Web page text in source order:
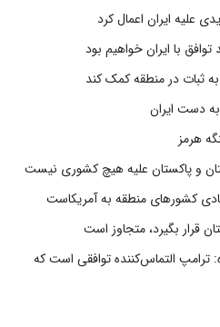
علیه ایران اعمال کرد
با ایران خواهیم بود
ثبات در منطقه کمک کند
هرمز
و پاکستان علیه هیچ کشوری نیست
کشورهای منطقه به آمریکاست
قرار بگیرد، متجاوز است
ترامپ التماس‌کننده توافقی است که